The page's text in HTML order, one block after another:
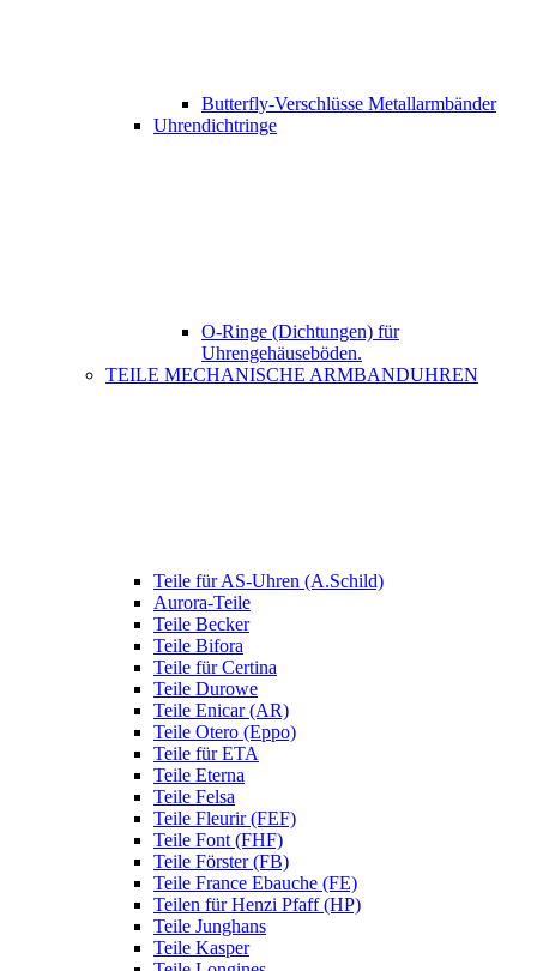
Butterfly-Verschlüsse Metallarmbänder
Uhrendichtringe
O-Ringe (Dichtungen) für
Uhrengehäuseböden.
TEILE MECHANISCHE ARMBANDUHREN
Teile für AS-Uhren (A.Schild)
Aurora-Teile
Teile Becker
Teile Bifora
Teile für Certina
Teile Durowe
Teile Enicar (AR)
Teile Otero (Eppo)
Teile für ETA
Teile Eterna
Teile Felsa
Teile Fleurir (FEF)
Teile Font (FHF)
Teile Förster (FB)
Teile France Ebauche (FE)
Teilen für Henzi Pfaff (HP)
Teile Junghans
Teile Kasper